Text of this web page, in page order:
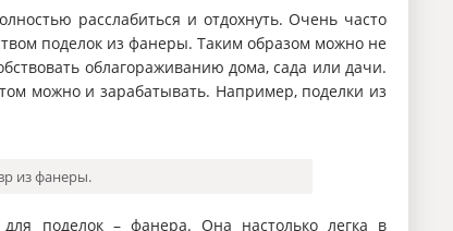
расслабиться и отдохнуть. Очень часто
поделок из фанеры. Таким образом можно не
облагораживанию дома, сада или дачи.
можно и зарабатывать. Например, поделки из
из фанеры.
поделок – фанера. Она настолько легка в